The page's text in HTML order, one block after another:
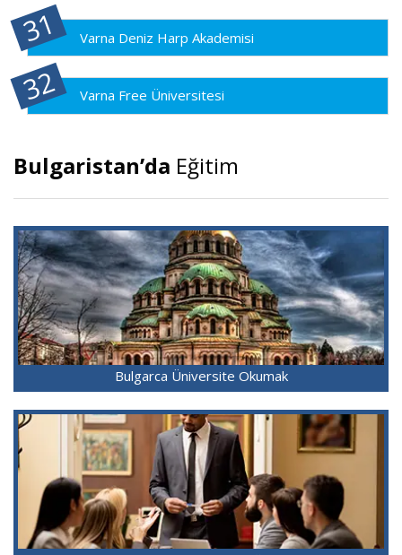
Varna Deniz Harp Akademisi
Varna Free Üniversitesi
Bulgaristan’da Eğitim
Bulgarca Üniversite Okumak